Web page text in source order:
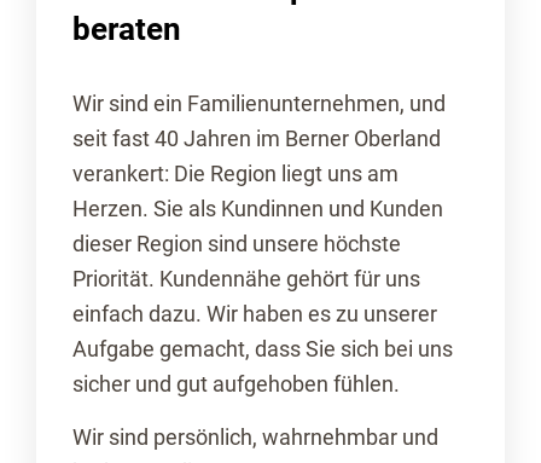
beraten
Wir sind ein Familienunternehmen, und
seit fast 40 Jahren im Berner Oberland
verankert: Die Region liegt uns am
Herzen. Sie als Kundinnen und Kunden
dieser Region sind unsere höchste
Priorität. Kundennähe gehört für uns
einfach dazu. Wir haben es zu unserer
Aufgabe gemacht, dass Sie sich bei uns
sicher und gut aufgehoben fühlen.
Wir sind persönlich, wahrnehmbar und